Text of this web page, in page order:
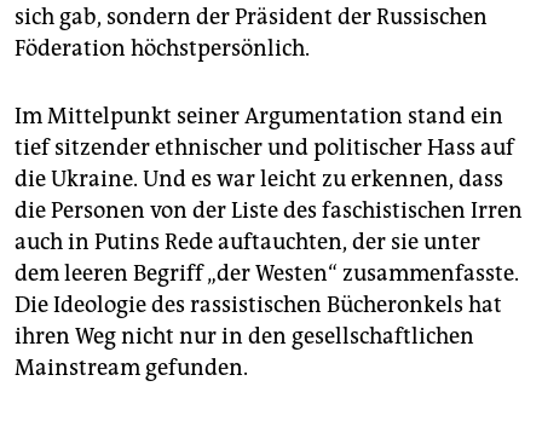
sich gab, sondern der Präsident der Russischen
Föderation höchstpersönlich.
Im Mittelpunkt seiner Argumentation stand ein
tief sitzender ethnischer und politischer Hass auf
die Ukraine. Und es war leicht zu erkennen, dass
die Personen von der Liste des faschistischen Irren
auch in Putins Rede auftauchten, der sie unter
dem leeren Begriff „der Westen“ zusammenfasste.
Die Ideologie des rassistischen Bücheronkels hat
ihren Weg nicht nur in den gesellschaftlichen
Mainstream gefunden.